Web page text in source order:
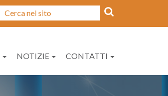
NOTIZIE CONTATTI